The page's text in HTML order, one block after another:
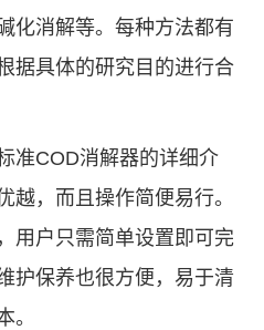
化消解等。每种方法都有
据具体的研究目的进行合
准COD消解器的详细介
越，而且操作简便易行。
用户只需简单设置即可完
护保养也很方便，易于清
。